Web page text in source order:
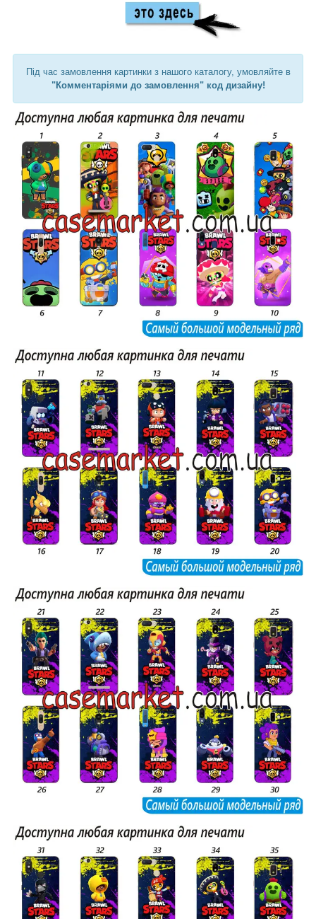
Під час замовлення картинки з нашого каталогу, умовляйте в
"Комментаріями до замовлення" код дизайну!